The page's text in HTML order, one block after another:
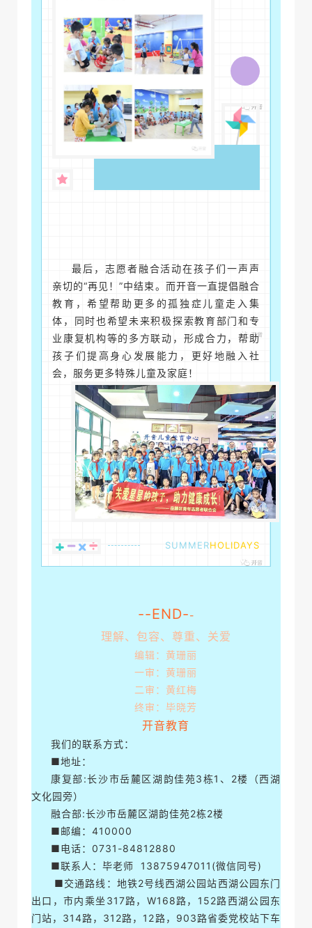
最后，志愿者融合活动在孩子们一声声
亲切的“再见！”中结束。而开音一直提倡融合
教育，希望帮助更多的孤独症儿童走入集
体，同时也希望未来积极探索教育部门和专
业康复机构等的多方联动，形成合力，帮助
孩子们提高身心发展能力，更好地融入社
会，服务更多特殊儿童及家庭！
SUMMERHOLIDAYS
--END--
理解、包容、尊重、关爱
编辑：黄珊丽
一审：黄珊丽
二审：黄红梅
终审：毕晓芳
开音教育
我们的联系方式：
■地址：
康复部:长沙市岳麓区湖韵佳苑3栋1、2楼（西湖
文化园旁）
融合部:长沙市岳麓区湖韵佳苑2栋2楼
■邮编：410000
■电话：0731-84812880
■联系人：毕老师 13875947011(微信同号)
■交通路线：地铁2号线西湖公园站西湖公园东门
出口，市内乘坐317路，W168路，152路西湖公园东
门站，314路，312路，12路，903路省委党校站下车